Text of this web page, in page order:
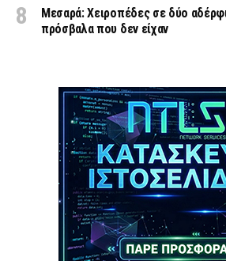
Μεσαρά: Χειροπέδες σε δύο
πρόσβαλα που δεν είχαν